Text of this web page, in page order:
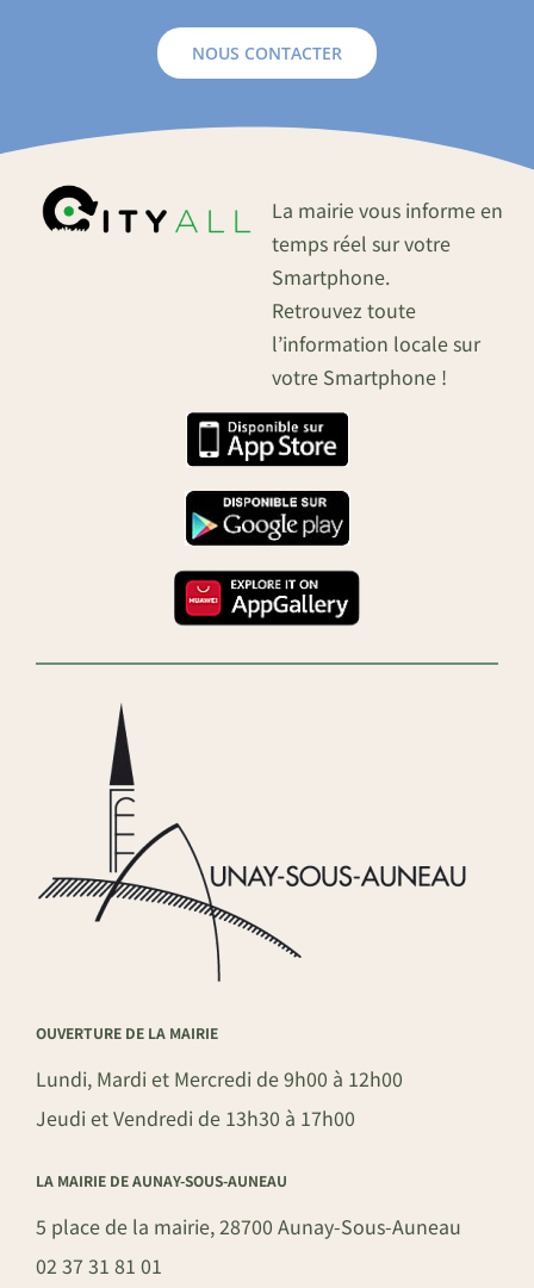
NOUS CONTACTER
La mairie vous informe en
temps réel sur votre
Smartphone.
Retrouvez toute
l’information locale sur
votre Smartphone !
OUVERTURE DE LA MAIRIE
Lundi, Mardi et Mercredi de 9h00 à 12h00
Jeudi et Vendredi de 13h30 à 17h00
LA MAIRIE DE AUNAY-SOUS-AUNEAU
5 place de la mairie, 28700 Aunay-Sous-Auneau
02 37 31 81 01